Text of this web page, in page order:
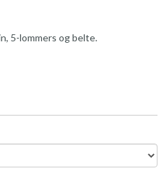
5-lommers og belte.